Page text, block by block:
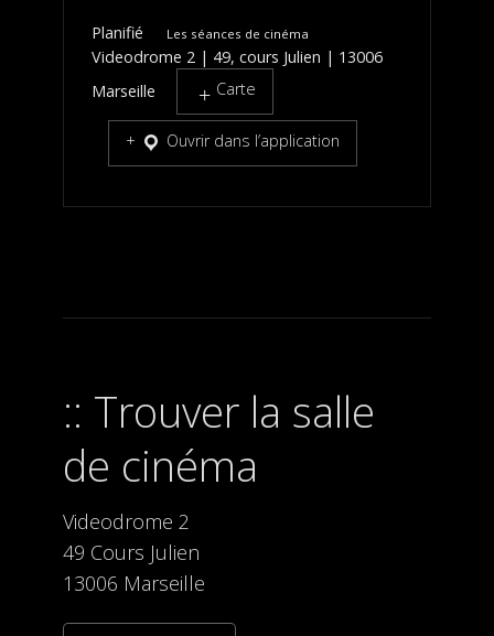
Planifié Les séances de cinéma
Videodrome 2 | 49, cours Julien | 13006
Marseille
Carte
Ouvrir dans l’application
Trouver la salle
de cinéma
Videodrome 2
49 Cours Julien
13006 Marseille